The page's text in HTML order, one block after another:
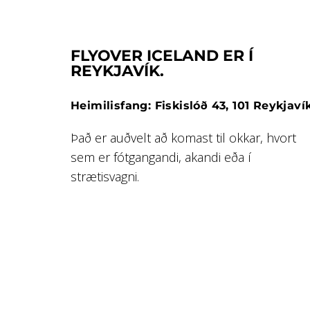
FLYOVER ICELAND ER Í
REYKJAVÍK.
Heimilisfang: Fiskislóð 43, 101
Það er auðvelt að komast til okkar, hvort
sem er fótgangandi, akandi eða í
strætisvagni.